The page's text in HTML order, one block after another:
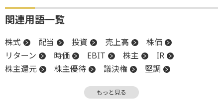
関連用語一覧
株式 配当 投資 売上高
株価
リターン
時価 EBIT 株主
IR
株主還元
株主優待 議決権
堅調
増配 もっと見る